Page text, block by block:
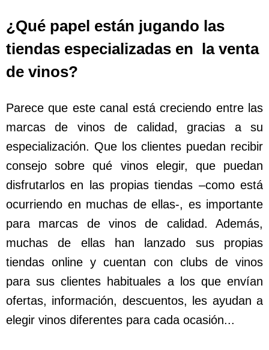
¿Qué papel están jugando las
tiendas especializadas en la venta
de vinos?
Parece que este canal está creciendo entre las
marcas de vinos de calidad, gracias a su
especialización. Que los clientes puedan recibir
consejo sobre qué vinos elegir, que puedan
disfrutarlos en las propias tiendas –como está
ocurriendo en muchas de ellas-, es importante
para marcas de vinos de calidad. Además,
muchas de ellas han lanzado sus propias
tiendas online y cuentan con clubs de vinos
para sus clientes habituales a los que envían
ofertas, información, descuentos, les ayudan a
elegir vinos diferentes para cada ocasión...